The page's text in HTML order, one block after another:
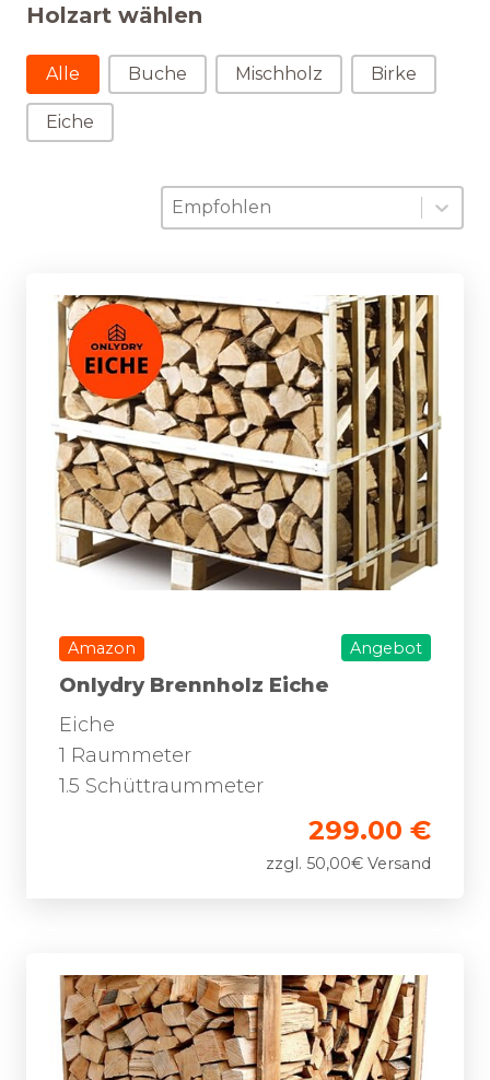
Holzart wählen
Holzart wählen
Alle Buche Mischholz Birke
Eiche
Sortierung
Sort content
Sort content
Amazon Angebot
Onlydry Brennholz Eiche
Eiche
1 Raummeter
1.5 Schüttraummeter
299.00 €
zzgl. 50,00€ Versand